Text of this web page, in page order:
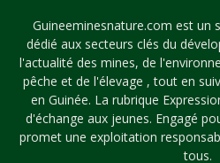
Guineeminesnature.com est un
dédié aux secteurs clés du
l'actualité des mines, de
pêche et de l'élevage , tout en
en Guinée. La rubrique
d'échange aux jeunes. Engagé
promet une exploitation
tous.